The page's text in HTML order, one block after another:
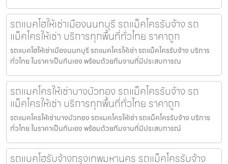
รถแบคโฮให้เช่าเมืองนนทบุรี รถแม็คโครรับจ้าง รถ
แม็คโครให้เช่า บริการทุกพื้นที่ทั่วไทย ราคาถูก
รถแบคโฮให้เช่าเมืองนนทบุรี รถแมคโครให้เช่า รถแม็คโครรับจ้าง บริการ
ทั่วไทย ในราคาเป็นกันเอง พร้อมด้วยทีมงานที่มีประสบการณ
รถแมคโครให้เช่าบางบัวทอง รถแม็คโครรับจ้าง รถ
แม็คโครให้เช่า บริการทุกพื้นที่ทั่วไทย ราคาถูก
รถแมคโครให้เช่าบางบัวทอง รถแมคโครให้เช่า รถแม็คโครรับจ้าง บริการ
ทั่วไทย ในราคาเป็นกันเอง พร้อมด้วยทีมงานที่มีประสบการณ์
รถแบคโฮรับจ้างกรุงเทพมหานคร รถแม็คโครรับจ้าง